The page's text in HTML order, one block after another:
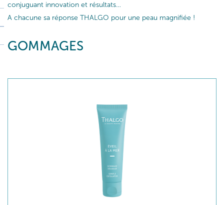
conjuguant innovation et résultats…
A chacune sa réponse THALGO pour une peau magnifiée !
GOMMAGES